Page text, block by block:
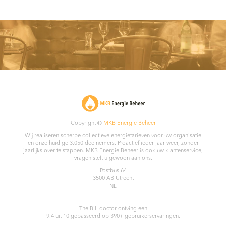
Copyright © MKB Energie Beheer
Wij realiseren scherpe collectieve energietarieven voor uw organisatie
en onze huidige 3.050 deelnemers. Proactief ieder jaar weer, zonder
jaarlijks over te stappen. MKB Energie Beheer is ook uw klantenservice,
vragen stelt u gewoon aan ons.
Postbus 64
3500 AB Utrecht
NL
The Bill doctorontving een
9.4uit 10gebasseerd op 390+ gebruikerservaringen.